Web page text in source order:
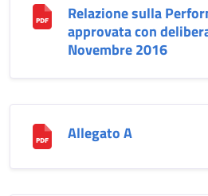
Relazione sulla
approvata con
Novembre 2016
Allegato A